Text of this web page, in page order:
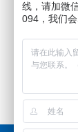
线，请加微
094，我们会